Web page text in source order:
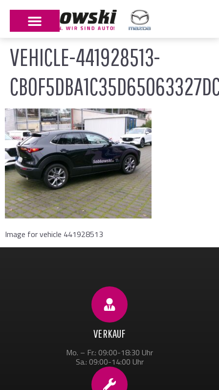
VEHICLE-441928513-
Image for vehicle 441928513
VERKAUF
Mo. – Fr.: 09:00-18:30 Uhr
Sa.: 09:00-14:00 Uhr